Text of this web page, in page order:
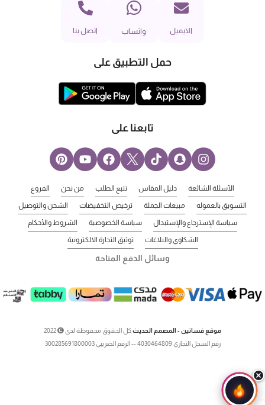
الايميل واتساب اتصل بنا
حمل التطبيق على
تابعنا على
الأسئلة الشائعة دليل المقاس تتبع الطلب من نحن الفروع
التسويق بالعموله مبيعات الجملة ترخيص التخفيضات الشحن والتوصيل
سياسة الإسترجاع والإستبدال سياسة الخصوصية الشروط والأحكام
الشكاوي والبلاغات توثيق التجارة الالكترونية
وسائل الدفع المتاحة
موقع فساتين - المصمم الحديثكل الحقوق محفوظة لدى
2022
رقم السجل التجاري 4030464809 -- الرقم الضريبي 300285691800003